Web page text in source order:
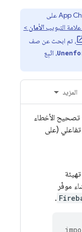
Appعلى
علامة التبويب الأمان >
، ثم ابحث عن صف
، اتّبِع
المزيد
الأخطاء
(على
موفّر
.